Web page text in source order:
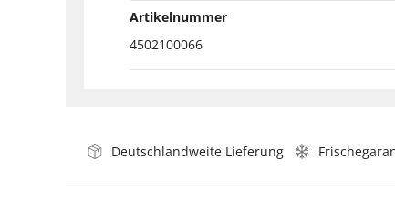
Artikelnummer
4502100066
Deutschlandweite Lieferung